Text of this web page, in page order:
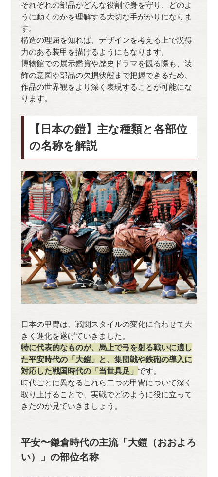
それぞれの部品がどんな役割で身を守り、どのよ
うに動くのかを理解する大切な手がかりになりま
す。
構造の理屈を知れば、デザインを考える上で説得
力のある装甲を描けるようにもなります。
博物館での展示鑑賞や歴史ドラマを観る際も、装
飾の意図や部品の欠損状態まで把握できるため、
作品の世界観をより深く表現することが可能にな
ります。
【日本の鎧】主な種類と各部位
の名称を解説
日本の甲冑は、戦闘スタイルの変化に合わせて大
きく進化を遂げていきました。
特に代表的なものが、馬上で弓を射る戦いに適し
た平安時代の「大鎧」と、集団戦や鉄砲の導入に
対応した戦国時代の「当世具足」 です。
時代ごとに異なるこれら二つの甲冑について深く
取り上げることで、実戦でどのように役に立って
きたのか見ていきましょう。
平安〜鎌倉時代の主流「大鎧（おおよろ
い）」の部位名称